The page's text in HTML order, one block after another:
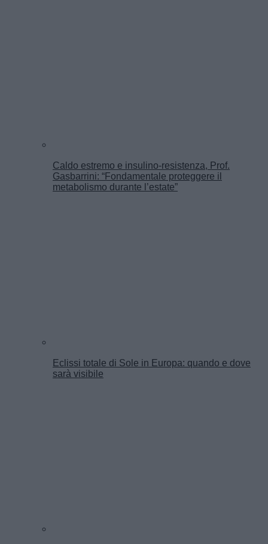
Caldo estremo e insulino-resistenza, Prof.
Gasbarrini: “Fondamentale proteggere il
metabolismo durante l’estate”
Eclissi totale di Sole in Europa: quando e dove
sarà visibile